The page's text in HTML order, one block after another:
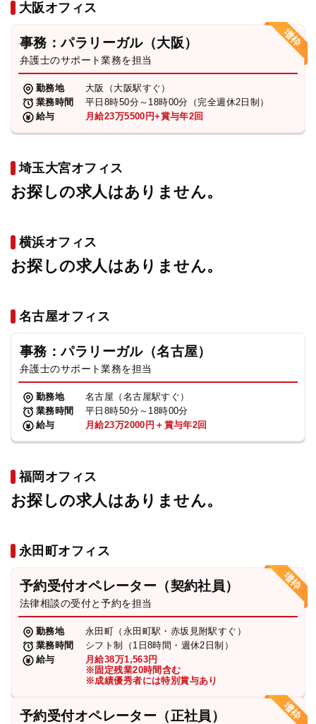
大阪オフィス
事務：パラリーガル（大阪）
弁護士のサポート業務を担当
勤務地
大阪（大阪駅すぐ）
業務時間
平日8時50分～18時00分（完全週休2日制）
給与
月給23万5500円+賞与年2回
埼玉大宮オフィス
お探しの求人はありません。
横浜オフィス
お探しの求人はありません。
名古屋オフィス
事務：パラリーガル（名古屋）
弁護士のサポート業務を担当
勤務地
名古屋（名古屋駅すぐ）
業務時間
平日8時50分～18時00分
給与
月給23万2000円＋賞与年2回
福岡オフィス
お探しの求人はありません。
永田町オフィス
予約受付オペレーター（契約社員）
法律相談の受付と予約を担当
勤務地
永田町（永田町駅・赤坂見附駅すぐ）
業務時間
シフト制（1日8時間・週休2日制）
給与
月給38万1,563円
※固定残業20時間含む
※成績優秀者には特別賞与あり
予約受付オペレーター（正社員）